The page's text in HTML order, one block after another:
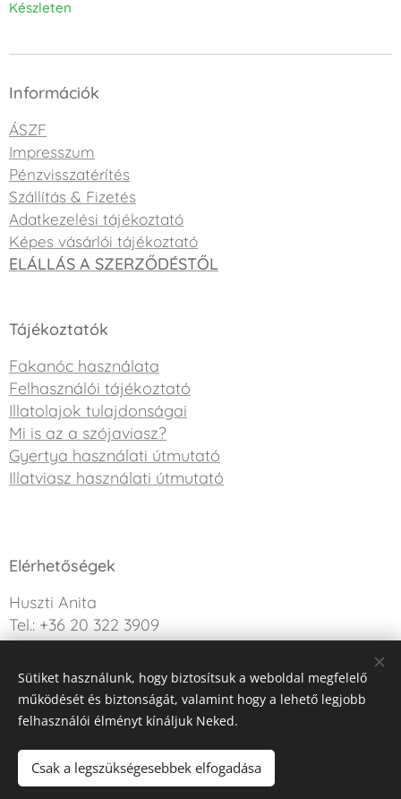
Készleten
Információk
ÁSZF
Impresszum
Pénzvisszatérítés
Szállítás & Fizetés
Adatkezelési tájékoztató
Képes vásárlói tájékoztató
ELÁLLÁS A SZERZŐDÉSTŐL
Tájékoztatók
Fakanóc használata
Felhasználói tájékoztató
Illatolajok tulajdonságai
Mi is az a szójaviasz?
Gyertya használati útmutató
Illatviasz használati útmutató
Elérhetőségek
Huszti Anita
Tel.: +36 20 322 3909
Kérdésed van? Írj nekünk!
Az oldalt a Webnode működteti
Sütiket használunk, hogy biztosítsuk a weboldal megfelelő
működését és biztonságát, valamint hogy a lehető legjobb
felhasználói élményt kínáljuk Neked.
Csak a legszükségesebbek elfogadása